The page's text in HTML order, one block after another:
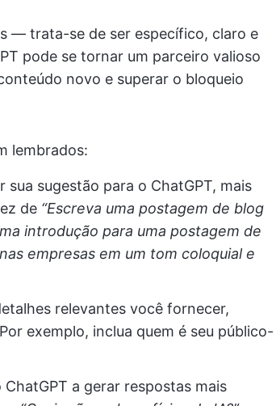
— trata-se de ser específico, claro e
pode se tornar um parceiro valioso
novo e superar o bloqueio
lembrados:
sugestão para o ChatGPT, mais
de “Escreva uma postagem de blog
introdução para uma postagem de
empresas em um tom coloquial e
relevantes você fornecer,
exemplo, inclua quem é seu público-
a gerar respostas mais